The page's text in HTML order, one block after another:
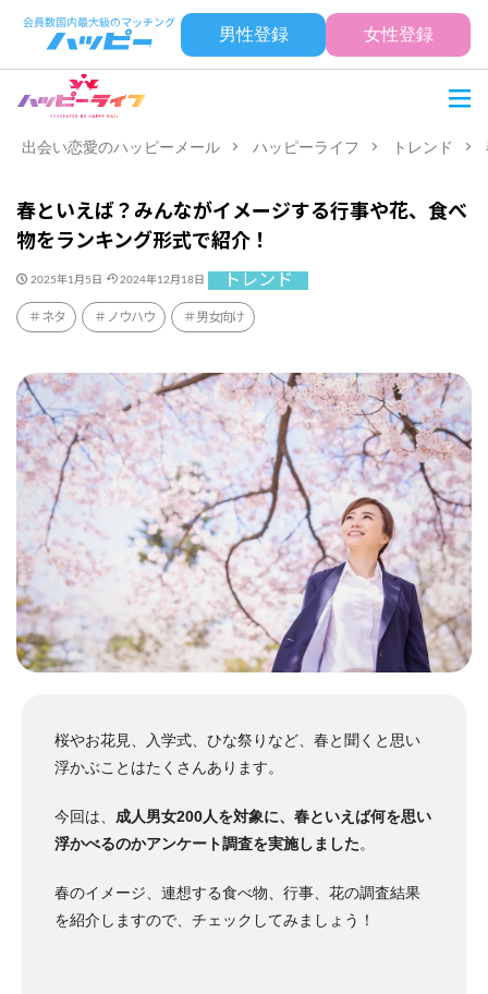
男性登録 女性登録
出会い恋愛のハッピーメール ハッピーライフ トレンド
春といえば？みんながイメージする行事や花、食べ
物をランキング形式で紹介！
2025年1月5日 2024年12月18日 トレンド
ネタ ノウハウ 男女向け
桜やお花見、入学式、ひな祭りなど、春と聞くと思い
浮かぶことはたくさんあります。
今回は、 成人男女200人を対象に、春といえば何を思い
浮かべるのかアンケート調査を実施しました。
春のイメージ、連想する食べ物、行事、花の調査結果
を紹介しますので、チェックしてみましょう！